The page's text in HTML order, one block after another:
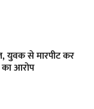
युवक से मारपीट कर
आरोप